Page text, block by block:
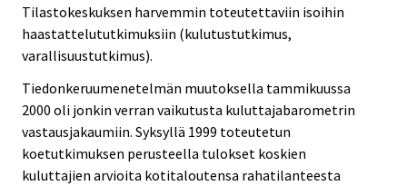
Tilastokeskuksen harvemmin toteutettaviin isoihin
haastattelututkimuksiin (kulutustutkimus,
varallisuustutkimus).
Tiedonkeruumenetelmän muutoksella tammikuussa
2000 oli jonkin verran vaikutusta kuluttajabarometrin
vastausjakaumiin. Syksyllä 1999 toteutetun
koetutkimuksen perusteella tulokset koskien
kuluttajien arvioita kotitaloutensa rahatilanteesta